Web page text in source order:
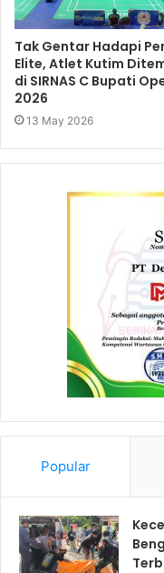
Tak Gentar Hadapi
Elite, Atlet Kutim
di SIRNAS C Bupati
2026
13 May 2026
Popular